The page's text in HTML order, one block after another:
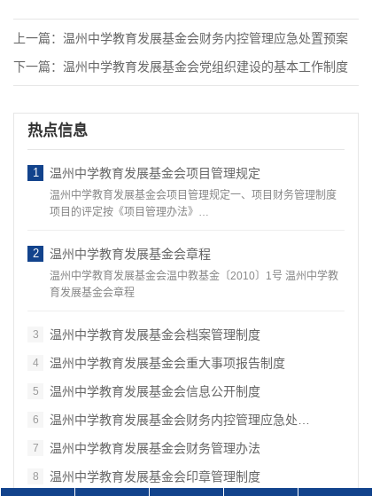
上一篇： 温州中学教育发展基金会财务内控管理应急处置预案
下一篇： 温州中学教育发展基金会党组织建设的基本工作制度
热点信息
1 温州中学教育发展基金会项目管理规定
温州中学教育发展基金会项目管理规定一、项目财务管理制度
项目的评定按《项目管理办法》…
2 温州中学教育发展基金会章程
温州中学教育发展基金会温中教基金〔2010〕1号 温州中学教
育发展基金会章程
3 温州中学教育发展基金会档案管理制度
4 温州中学教育发展基金会重大事项报告制度
5 温州中学教育发展基金会信息公开制度
6 温州中学教育发展基金会财务内控管理应急处…
7 温州中学教育发展基金会财务管理办法
8 温州中学教育发展基金会印章管理制度